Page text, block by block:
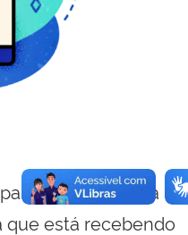
visualizar essa
que está recebendo